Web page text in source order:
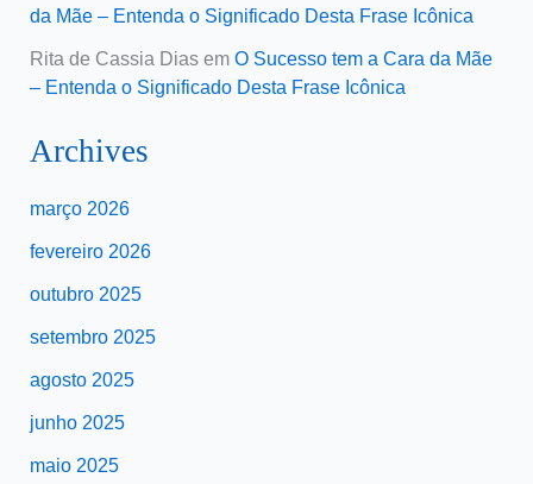
da Mãe – Entenda o Significado Desta Frase Icônica
Rita de Cassia Diasem O Sucesso tem a Cara da Mãe
– Entenda o Significado Desta Frase Icônica
Archives
março 2026
fevereiro 2026
outubro 2025
setembro 2025
agosto 2025
junho 2025
maio 2025